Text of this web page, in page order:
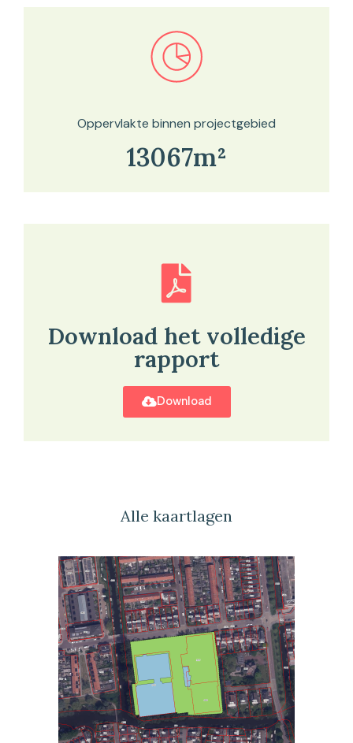
Bekijk in onze kaartviewer
Oppervlakte binnen projectgebied
13067m²
Download het volledige
rapport
Download
Alle kaartlagen